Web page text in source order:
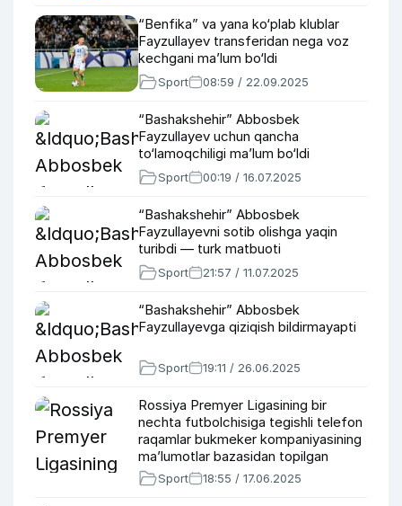
“Benfika” va yana ko‘plab klublar
Fayzullayev transferidan nega voz
kechgani ma’lum bo‘ldi
Sport 08:59 / 22.09.2025
“Bashakshehir” Abbosbek
Fayzullayev uchun qancha
to‘lamoqchiligi ma’lum bo‘ldi
Sport 00:19 / 16.07.2025
“Bashakshehir” Abbosbek
Fayzullayevni sotib olishga yaqin
turibdi — turk matbuoti
Sport 21:57 / 11.07.2025
“Bashakshehir” Abbosbek
Fayzullayevga qiziqish bildirmayapti
Sport 19:11 / 26.06.2025
Rossiya Premyer Ligasining bir
nechta futbolchisiga tegishli telefon
raqamlar bukmeker kompaniyasining
ma’lumotlar bazasidan topilgan
(foto)
Sport 18:55 / 17.06.2025